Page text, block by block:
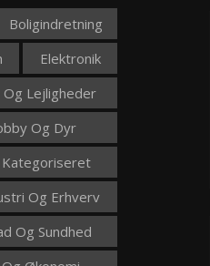
Boligindretning
Elektronik
Og Lejligheder
Og Dyr
Kategoriseret
Og Erhverv
Og Sundhed